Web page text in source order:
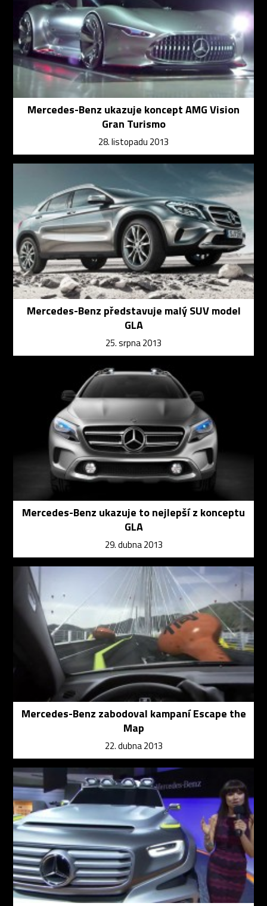
Mercedes-Benz ukazuje koncept AMG Vision
Gran Turismo
28. listopadu 2013
Mercedes-Benz představuje malý SUV model
GLA
25. srpna 2013
Mercedes-Benz ukazuje to nejlepší z konceptu
GLA
29. dubna 2013
Mercedes-Benz zabodoval kampaní Escape the
Map
22. dubna 2013